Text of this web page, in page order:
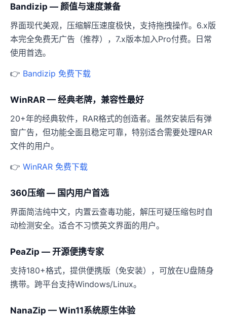
Bandizip — 颜值与速度兼备
界面现代美观，压缩解压速度极快，支持拖拽操作。6.x版
本完全免费无广告（推荐），7.x版本加入Pro付费。日常
使用首选。
👉 Bandizip 免费下载
WinRAR — 经典老牌，兼容性最好
20+年的经典软件，RAR格式的创造者。虽然安装后有弹
窗广告，但功能全面且稳定可靠，特别适合需要处理RAR
文件的用户。
👉 WinRAR 免费下载
360压缩 — 国内用户首选
界面简洁纯中文，内置云查毒功能，解压可疑压缩包时自
动检测安全。适合不习惯英文界面的用户。
PeaZip — 开源便携专家
支持180+格式，提供便携版（免安装），可放在U盘随身
携带。跨平台支持Windows/Linux。
NanaZip — Win11系统原生体验